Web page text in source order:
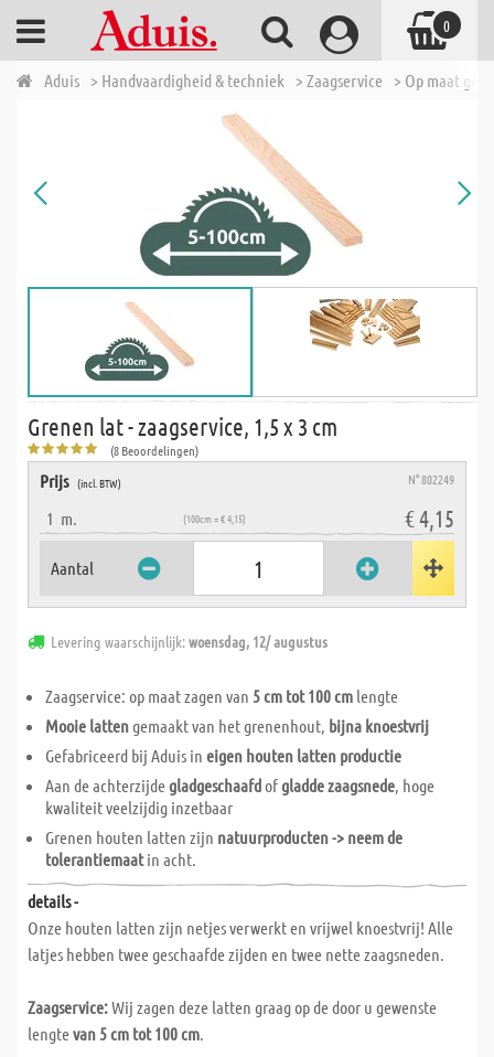
Aduis > Handvaardigheid & techniek > Zaagservice > Op maat
Grenen lat - zaagservice, 1,5 x 3 cm
(8 Beoordelingen)
Prijs (incl. BTW) N° 802249
1 m. (100cm = € 4,15) € 4,15
Aantal
Levering waarschijnlijk:woensdag, 12/ augustus
Zaagservice: op maat zagen van 5 cm tot 100 cm lengte
Mooie lattengemaakt van het grenenhout, bijna knoestvrij
Gefabriceerd bij Aduis in eigen houten latten productie
Aan de achterzijdegladgeschaafdofgladde zaagsnede, hoge
kwaliteit veelzijdig inzetbaar
Grenen houten latten zijn natuurproducten -> neem de
tolerantiemaatin acht.
details -
Onze houten latten zijn netjes verwerkt en vrijwel knoestvrij! Alle
latjes hebben twee geschaafde zijden en twee nette zaagsneden.
Zaagservice:Wij zagen deze latten graag op de door u gewenste
lengtevan 5 cm tot 100 cm.
0